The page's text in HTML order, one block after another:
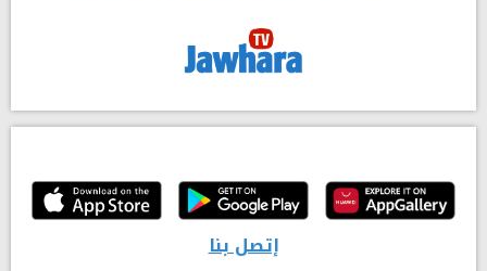
إتصل بنا